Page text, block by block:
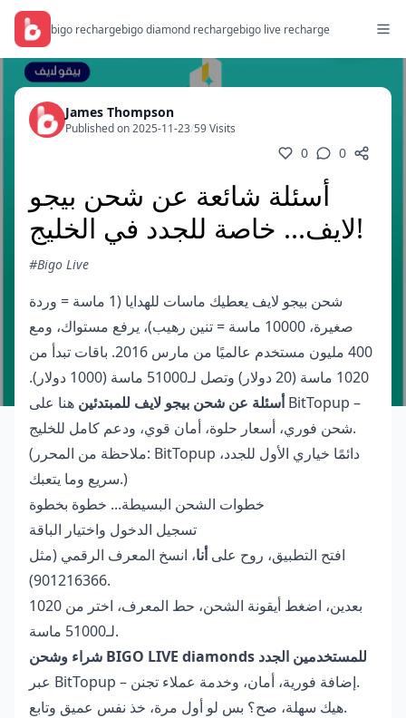
bigo rechargebigo diamond rechargebigo live recharge
James Thompson
Published on 2025-11-23/59 Visits
0 0
أسئلة شائعة عن شحن بيجو
لايف... خاصة للجدد في الخليج!
#Bigo Live
شحن بيجو لايف يعطيك ماسات للهدايا (1 ماسة = وردة
صغيرة، 10000 ماسة = تنين رهيب)، يرفع مستواك، ومع
400 مليون مستخدم عالميًا من مارس 2016. باقات تبدأ من
1020 ماسة (20 دولار) وتصل لـ51000 ماسة (1000 دولار).
أسئلة عن شحن بيجو لايف للمبتدئين هنا على BitTopup –
شحن فوري، أسعار حلوة، أمان قوي، ودعم كامل للخليج.
(ملاحظة من المحرر: BitTopup دائمًا خياري الأول للجدد،
سريع وما يتعبك.)
خطوات الشحن البسيطة... خطوة بخطوة
تسجيل الدخول واختيار الباقة
افتح التطبيق، روح علىأنا، انسخ المعرف الرقمي (مثل
901216366).
بعدين، اضغط أيقونة الشحن، حط المعرف، اختر من 1020
لـ51000 ماسة.
شراء وشحن BIGO LIVE diamonds للمستخدمين الجدد
عبر BitTopup
– إضافة فورية، أمان، وخدمة عملاء تجنن.
هيك سهلة، صح؟ بس لو أول مرة، خذ نفس عميق وتابع.